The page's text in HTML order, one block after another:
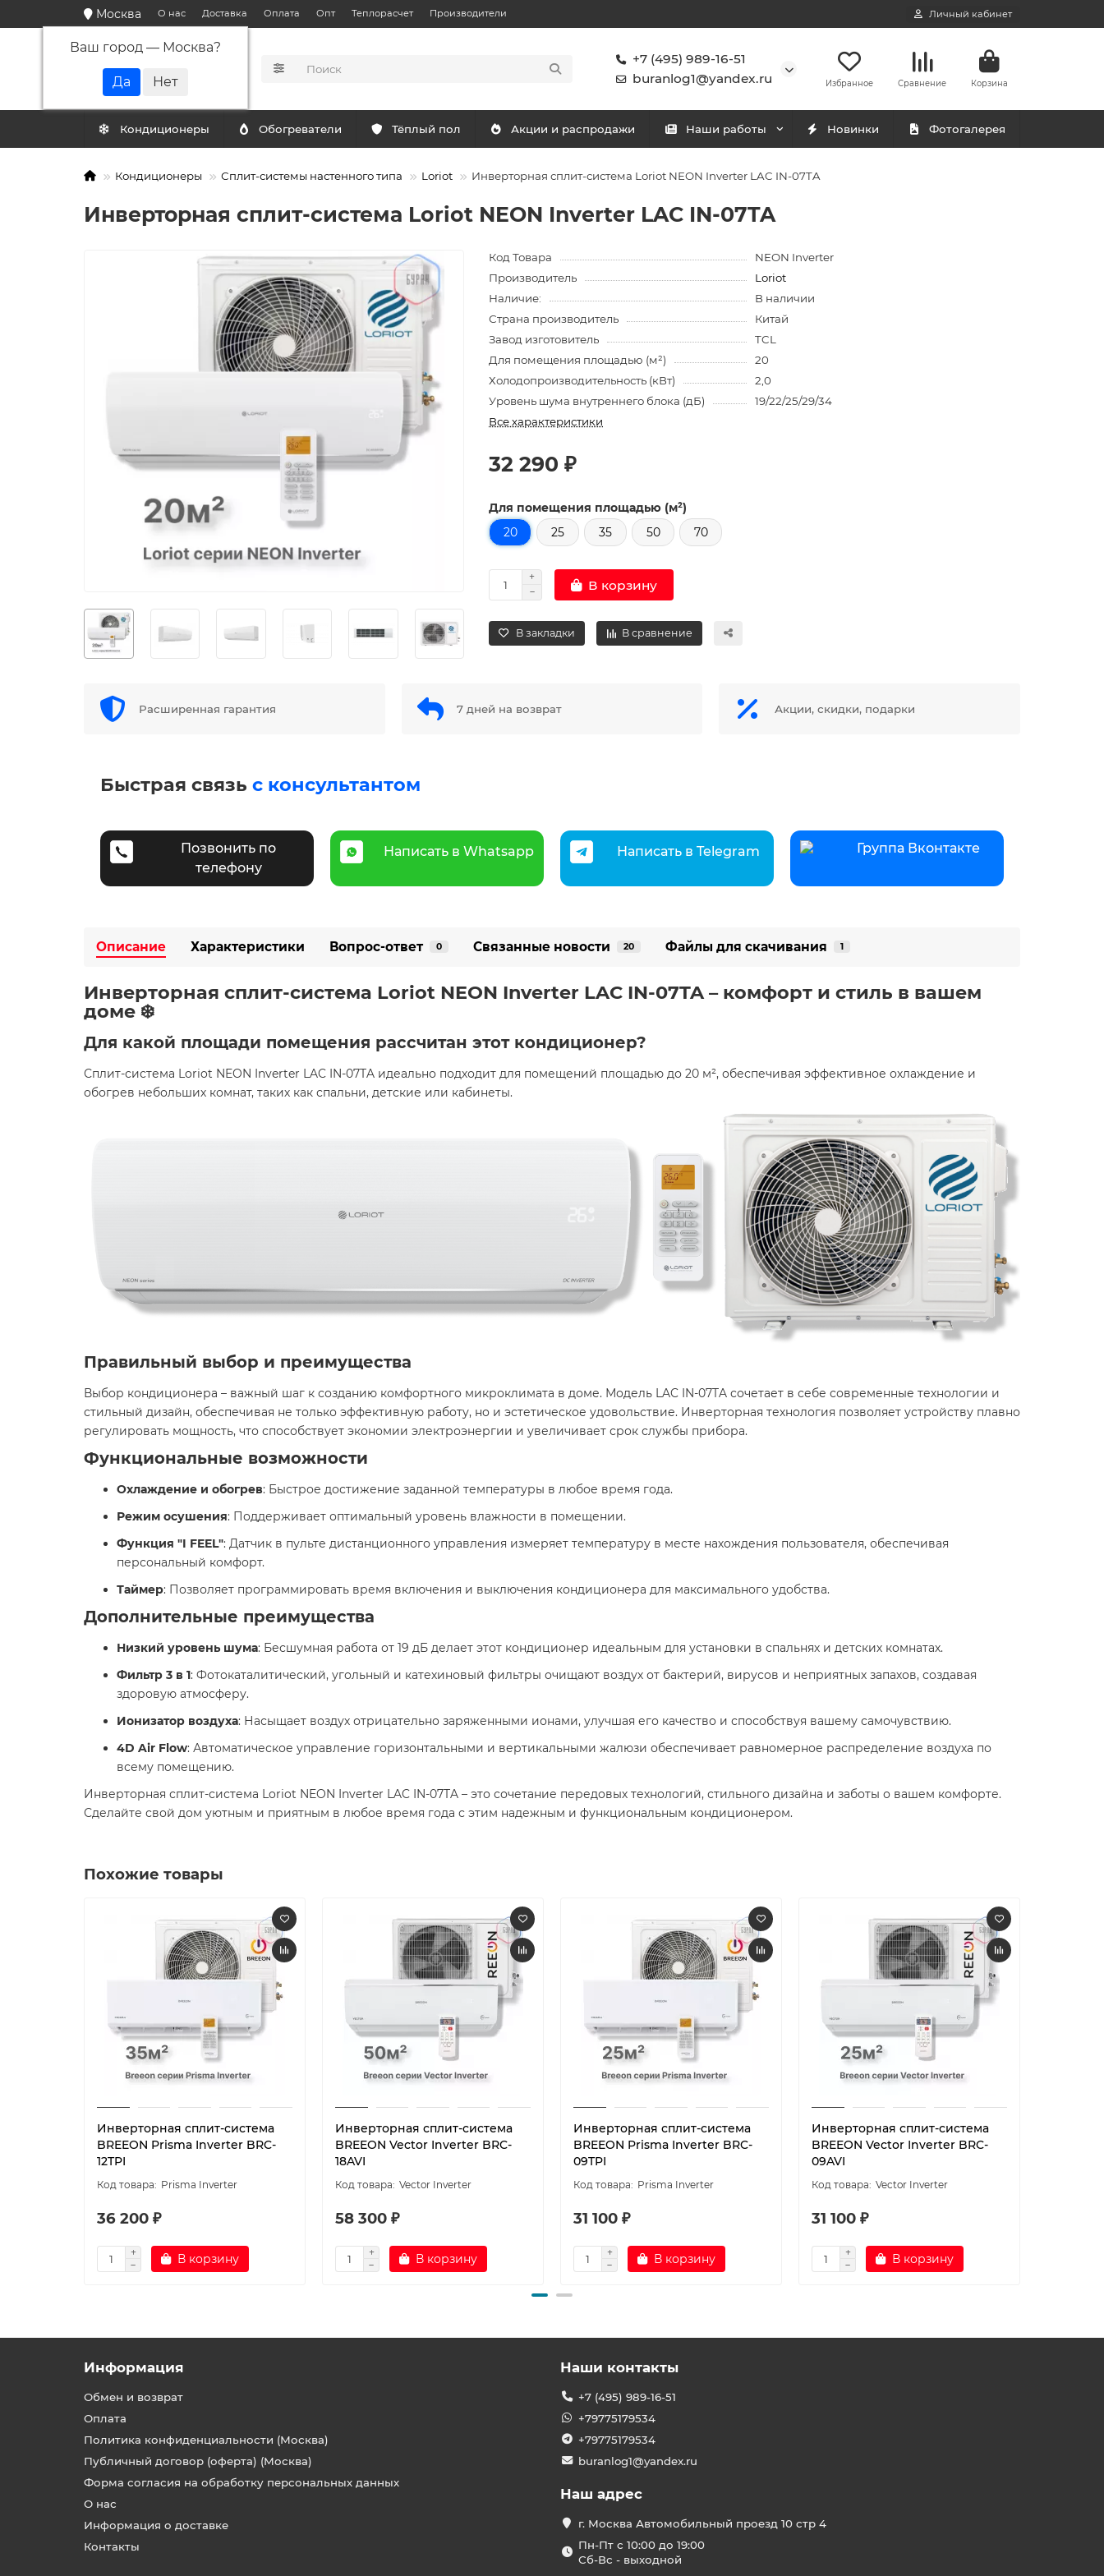
Москва
Ваш город — Москва?
О нас Доставка Оплата Опт Теплорасчет Производители Личный кабинет
+7 (495) 989-16-51
buranlog1@yandex.ru
Избранное Сравнение Корзина
Кондиционеры Обогреватели Тёплый пол Акции и распродажи Наши работы Новинки Фотогалерея
Кондиционеры Сплит-системы настенного типа Loriot Инверторная сплит-система Loriot NEON Inverter LAC IN-07TA
Инверторная сплит-система Loriot NEON Inverter LAC IN-07TA
Код Товара
NEON Inverter
Производитель
Loriot
Наличие:
В наличии
Страна производитель
Китай
Завод изготовитель
TCL
Для помещения площадью (м²)
20
Холодопроизводительность (кВт)
2,0
Уровень шума внутреннего блока (дБ)
19/22/25/29/34
Все характеристики
32 290 ₽
Для помещения площадью (м²)
20
25 35 50 70
В корзину
В закладки В сравнение
Расширенная гарантия 7 дней на возврат Акции, скидки, подарки
Быстрая связь с консультантом
Позвонить по
телефону
Написать в Whatsapp Написать в Telegram Группа Вконтакте
Описание Характеристики Вопрос-ответ 0 Связанные новости 20 Файлы для скачивания 1
Инверторная сплит-система Loriot NEON Inverter LAC IN-07TA – комфорт и стиль в вашем
доме ❄️
Для какой площади помещения рассчитан этот кондиционер?
Сплит-система Loriot NEON Inverter LAC IN-07TA идеально подходит для помещений площадью до 20 м², обеспечивая эффективное охлаждение и
обогрев небольших комнат, таких как спальни, детские или кабинеты.
Правильный выбор и преимущества
Выбор кондиционера – важный шаг к созданию комфортного микроклимата в доме. Модель LAC IN-07TA сочетает в себе современные технологии и
стильный дизайн, обеспечивая не только эффективную работу, но и эстетическое удовольствие. Инверторная технология позволяет устройству плавно
регулировать мощность, что способствует экономии электроэнергии и увеличивает срок службы прибора.
Функциональные возможности
Охлаждение и обогрев: Быстрое достижение заданной температуры в любое время года.
Режим осушения: Поддерживает оптимальный уровень влажности в помещении.
Функция "I FEEL": Датчик в пульте дистанционного управления измеряет температуру в месте нахождения пользователя, обеспечивая
персональный комфорт.
Таймер: Позволяет программировать время включения и выключения кондиционера для максимального удобства.
Дополнительные преимущества
Низкий уровень шума: Бесшумная работа от 19 дБ делает этот кондиционер идеальным для установки в спальнях и детских комнатах.
Фильтр 3 в 1: Фотокаталитический, угольный и катехиновый фильтры очищают воздух от бактерий, вирусов и неприятных запахов, создавая
здоровую атмосферу.
Ионизатор воздуха: Насыщает воздух отрицательно заряженными ионами, улучшая его качество и способствуя вашему самочувствию.
4D Air Flow: Автоматическое управление горизонтальными и вертикальными жалюзи обеспечивает равномерное распределение воздуха по
всему помещению.
Инверторная сплит-система Loriot NEON Inverter LAC IN-07TA – это сочетание передовых технологий, стильного дизайна и заботы о вашем комфорте.
Сделайте свой дом уютным и приятным в любое время года с этим надежным и функциональным кондиционером.
Похожие товары
Инверторная сплит-система
BREEON Prisma Inverter BRC-
12TPI
Prisma Inverter
36 200 ₽
В корзину
Инверторная сплит-система
BREEON Vector Inverter BRC-
18AVI
Vector Inverter
58 300 ₽
В корзину
Инверторная сплит-система
BREEON Prisma Inverter BRC-
09TPI
Prisma Inverter
31 100 ₽
В корзину
Инверторная сплит-система
BREEON Vector Inverter BRC-
09AVI
Vector Inverter
31 100 ₽
В корзину
Информация
Обмен и возврат
Оплата
Политика конфиденциальности (Москва)
Публичный договор (оферта) (Москва)
Форма согласия на обработку персональных данных
О нас
Информация о доставке
Контакты
Наши контакты
+7 (495) 989-16-51
+79775179534
+79775179534
buranlog1@yandex.ru
Наш адрес
г. Москва Автомобильный проезд 10 стр 4
Пн-Пт с 10:00 до 19:00
Сб-Вс - выходной